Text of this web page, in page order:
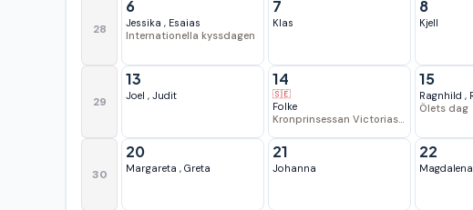
28
6
Jessika , Esaias
Internationella kyssdagen
7
Klas
8
Kjell
29
13
Joel , Judit
14
🇸🇪
Folke
Kronprinsessan Victorias födelsedag
15
Ragnhild ,
Ölets dag
30
20
Margareta , Greta
21
Johanna
22
Magdalena